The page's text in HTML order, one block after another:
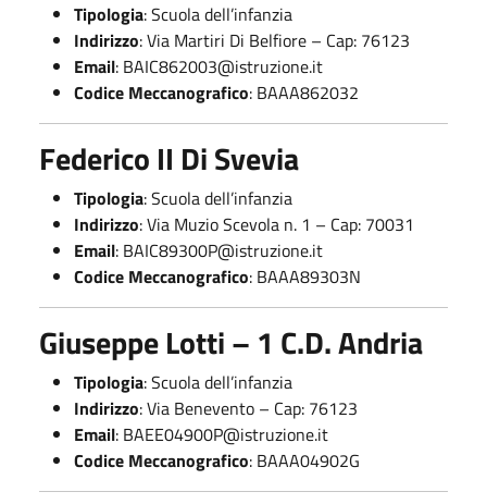
Tipologia: Scuola dell’infanzia
Indirizzo: Via Martiri Di Belfiore – Cap: 76123
Email: BAIC862003@istruzione.it
Codice Meccanografico: BAAA862032
Federico II Di Svevia
Tipologia: Scuola dell’infanzia
Indirizzo: Via Muzio Scevola n. 1 – Cap: 70031
Email: BAIC89300P@istruzione.it
Codice Meccanografico: BAAA89303N
Giuseppe Lotti – 1 C.D. Andria
Tipologia: Scuola dell’infanzia
Indirizzo: Via Benevento – Cap: 76123
Email: BAEE04900P@istruzione.it
Codice Meccanografico: BAAA04902G